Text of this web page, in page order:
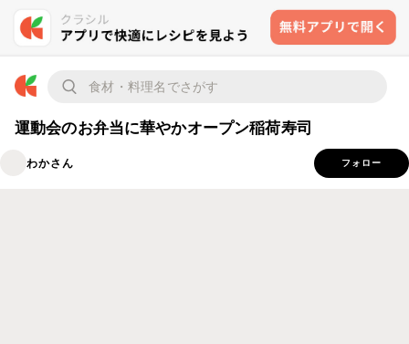
運動会のお弁当に華やかオープン稲荷寿司
わかさん フォロー